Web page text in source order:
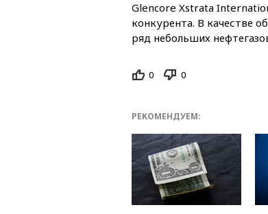
Glencore Xstrata
конкурента. В качестве
ряд небольших
0 0
РЕКОМЕНДУЕМ: